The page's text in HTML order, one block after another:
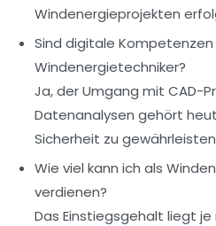
Windenergieprojekten
Sind digitale
Windenergietechniker?
Ja, der Umgang mit CAD-
Datenanalysen gehört
Sicherheit zu
Wie viel kann ich als
verdienen?
Das Einstiegsgehalt liegt je